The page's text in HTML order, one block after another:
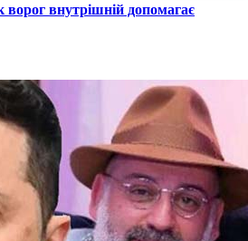
внутрішній допомагає